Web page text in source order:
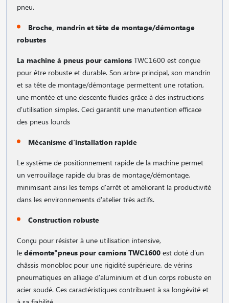
pneu.
Broche, mandrin et tête de montage/démontage
robustes
La machine à pneus pour camions TWC1600 est conçue
pour être robuste et durable. Son arbre principal, son mandrin
et sa tête de montage/démontage permettent une rotation,
une montée et une descente fluides grâce à des instructions
d'utilisation simples. Ceci garantit une manutention efficace
des pneus lourds
Mécanisme d'installation rapide
Le système de positionnement rapide de la machine permet
un verrouillage rapide du bras de montage/démontage,
minimisant ainsi les temps d'arrêt et améliorant la productivité
dans les environnements d'atelier très actifs.
Construction robuste
Conçu pour résister à une utilisation intensive,
le démonte"pneus pour camions TWC1600 est doté d'un
châssis monobloc pour une rigidité supérieure, de vérins
pneumatiques en alliage d'aluminium et d'un corps robuste en
acier soudé. Ces caractéristiques contribuent à sa longévité et